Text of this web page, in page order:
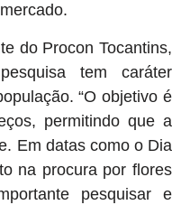
do Procon Tocantins,
tem caráter
“O objetivo é
permitindo que a
Em datas como o Dia
na procura por flores
pesquisar e